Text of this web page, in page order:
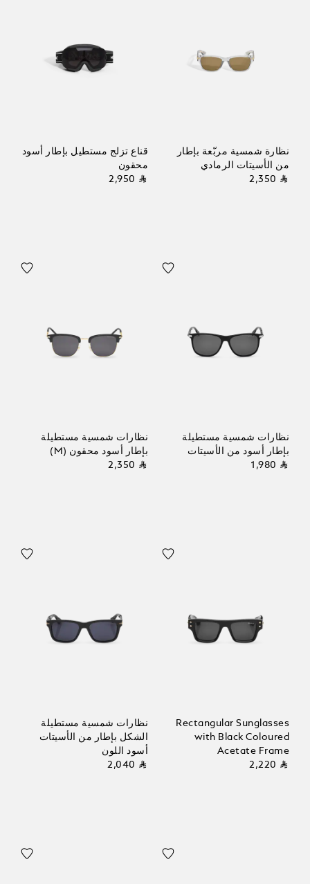
نظارة شمسية مربّعة بإطار
من الأسيتات الرمادي
⃁ 2,350
قناع تزلج مستطيل بإطار أسود
محقون
⃁ 2,950
نظارات شمسية مستطيلة
بإطار أسود من الأسيتات
⃁ 1,980
نظارات شمسية مستطيلة
بإطار أسود محقون (M)
⃁ 2,350
Rectangular Sunglasses
with Black Coloured
Acetate Frame
⃁ 2,220
نظارات شمسية مستطيلة
الشكل بإطار من الأسيتات
أسود اللون
⃁ 2,040